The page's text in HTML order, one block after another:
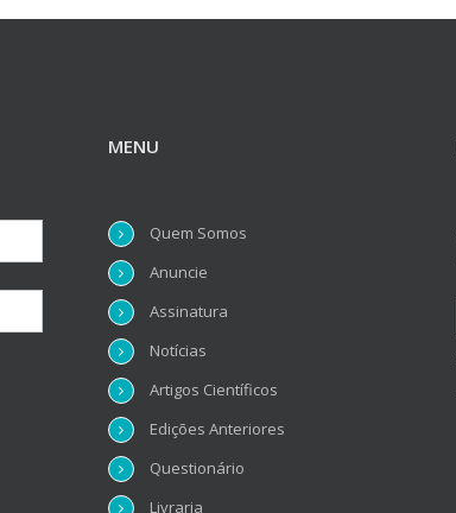
MENU
Quem Somos
Anuncie
Assinatura
Notícias
Artigos Científicos
Edições Anteriores
Questionário
Livraria